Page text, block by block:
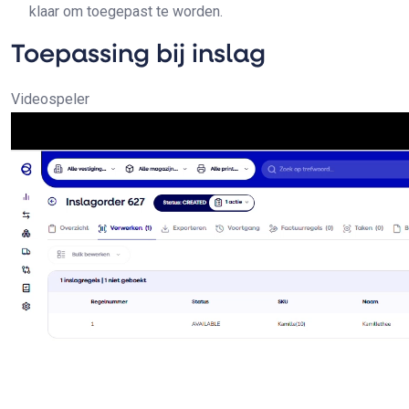
klaar om toegepast te worden.
Toepassing bij inslag
Videospeler